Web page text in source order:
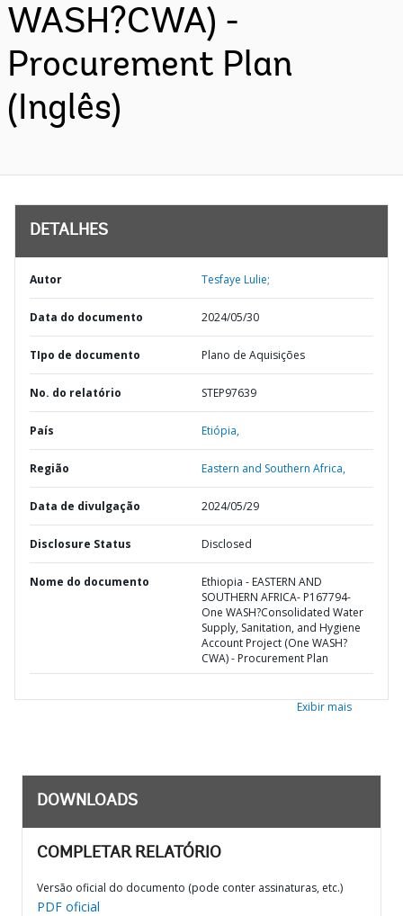
WASH?CWA) -
Procurement Plan
(Inglês)
DETALHES
Autor Tesfaye Lulie;
Data do documento 2024/05/30
TIpo de documento Plano de Aquisições
No. do relatório STEP97639
País Etiópia,
Região Eastern and Southern Africa,
Data de divulgação 2024/05/29
Disclosure Status Disclosed
Nome do documento
Ethiopia - EASTERN AND
SOUTHERN AFRICA- P167794-
One WASH?Consolidated Water
Supply, Sanitation, and Hygiene
Account Project (One WASH?
CWA) - Procurement Plan
Exibir mais
DOWNLOADS
COMPLETAR RELATÓRIO
Versão oficial do documento (pode conter assinaturas, etc.)
PDF oficial